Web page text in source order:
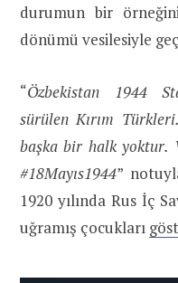
durumun bir
dönümü vesilesiyle
“Özbekistan 1944
sürülen Kırım
başka bir halk yoktur.
#18Mayıs1944”
1920 yılında Rus İç
uğramış çocukları